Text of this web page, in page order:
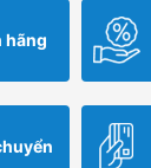
hãng